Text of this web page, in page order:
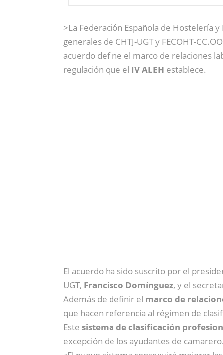
>La Federación Española de Hostelería
generales de CHTJ-UGT y FECOHT-
acuerdo define el marco de relaciones
regulación que el IV ALEH establece.
El acuerdo ha sido suscrito por el
UGT, Francisco Domínguez, y el
Además de definir el marco de
que hacen referencia al régimen de
Este sistema de clasificación
excepción de los ayudantes de